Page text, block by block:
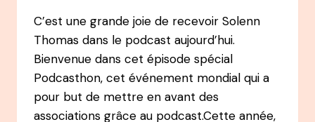
C’est une grande joie de recevoir Solenn
Thomas dans le podcast aujourd’hui.
Bienvenue dans cet épisode spécial
Podcasthon, cet événement mondial qui a
pour but de mettre en avant des
associations grâce au podcast.Cette année,